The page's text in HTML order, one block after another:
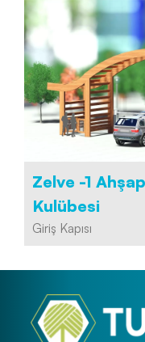
Zelve -1
Kulübesi
Giriş Kapısı